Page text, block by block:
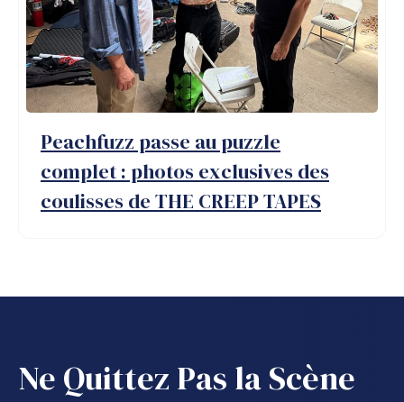
Peachfuzz passe au puzzle
complet : photos exclusives des
coulisses de THE CREEP TAPES
Ne Quittez Pas la Scène